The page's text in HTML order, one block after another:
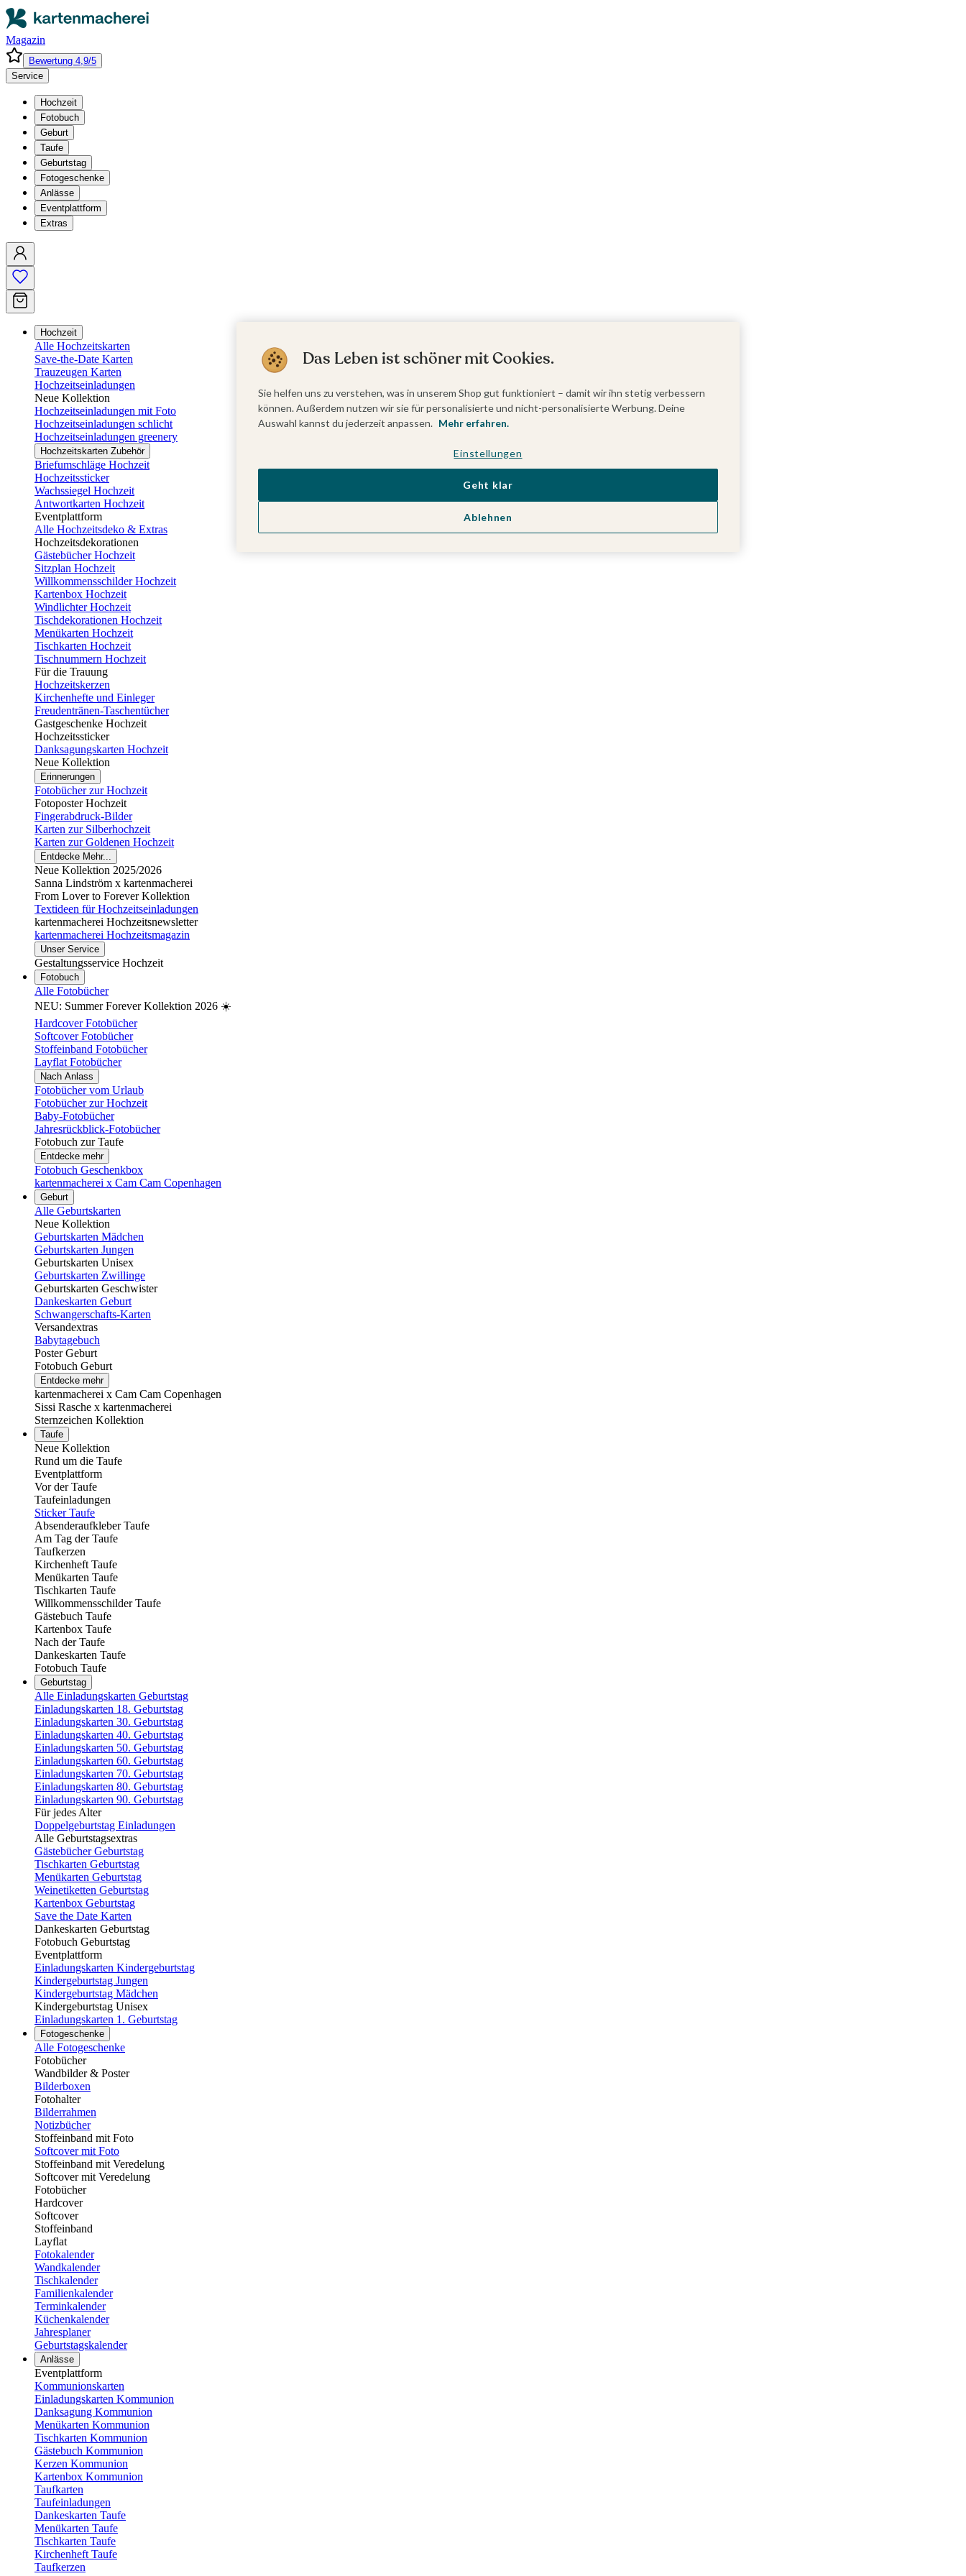
Magazin
Bewertung 4,9/5
Service
Hochzeit
Fotobuch
Geburt
Taufe
Geburtstag
Fotogeschenke
Anlässe
Eventplattform
Extras
Hochzeit
Alle Hochzeitskarten
Save-the-Date Karten
Trauzeugen Karten
Hochzeitseinladungen
Neue Kollektion
Hochzeitseinladungen mit Foto
Hochzeitseinladungen schlicht
Hochzeitseinladungen greenery
Hochzeitskarten Zubehör
Briefumschläge Hochzeit
Hochzeitssticker
Wachssiegel Hochzeit
Antwortkarten Hochzeit
Eventplattform
Alle Hochzeitsdeko & Extras
Hochzeitsdekorationen
Gästebücher Hochzeit
Sitzplan Hochzeit
Willkommensschilder Hochzeit
Kartenbox Hochzeit
Windlichter Hochzeit
Tischdekorationen Hochzeit
Menükarten Hochzeit
Tischkarten Hochzeit
Tischnummern Hochzeit
Für die Trauung
Hochzeitskerzen
Kirchenhefte und Einleger
Freudentränen-Taschentücher
Gastgeschenke Hochzeit
Hochzeitssticker
Danksagungskarten Hochzeit
Neue Kollektion
Erinnerungen
Fotobücher zur Hochzeit
Fotoposter Hochzeit
Fingerabdruck-Bilder
Karten zur Silberhochzeit
Karten zur Goldenen Hochzeit
Entdecke Mehr...
Neue Kollektion 2025/2026
Sanna Lindström x kartenmacherei
From Lover to Forever Kollektion
Textideen für Hochzeitseinladungen
kartenmacherei Hochzeitsnewsletter
kartenmacherei Hochzeitsmagazin
Unser Service
Gestaltungsservice Hochzeit
Fotobuch
Alle Fotobücher
NEU: Summer Forever Kollektion 2026 ☀️
Hardcover Fotobücher
Softcover Fotobücher
Stoffeinband Fotobücher
Layflat Fotobücher
Nach Anlass
Fotobücher vom Urlaub
Fotobücher zur Hochzeit
Baby-Fotobücher
Jahresrückblick-Fotobücher
Fotobuch zur Taufe
Entdecke mehr
Fotobuch Geschenkbox
kartenmacherei x Cam Cam Copenhagen
Geburt
Alle Geburtskarten
Neue Kollektion
Geburtskarten Mädchen
Geburtskarten Jungen
Geburtskarten Unisex
Geburtskarten Zwillinge
Geburtskarten Geschwister
Dankeskarten Geburt
Schwangerschafts-Karten
Versandextras
Babytagebuch
Poster Geburt
Fotobuch Geburt
Entdecke mehr
kartenmacherei x Cam Cam Copenhagen
Sissi Rasche x kartenmacherei
Sternzeichen Kollektion
Taufe
Neue Kollektion
Rund um die Taufe
Eventplattform
Vor der Taufe
Taufeinladungen
Sticker Taufe
Absenderaufkleber Taufe
Am Tag der Taufe
Taufkerzen
Kirchenheft Taufe
Menükarten Taufe
Tischkarten Taufe
Willkommensschilder Taufe
Gästebuch Taufe
Kartenbox Taufe
Nach der Taufe
Dankeskarten Taufe
Fotobuch Taufe
Geburtstag
Alle Einladungskarten Geburtstag
Einladungskarten 18. Geburtstag
Einladungskarten 30. Geburtstag
Einladungskarten 40. Geburtstag
Einladungskarten 50. Geburtstag
Einladungskarten 60. Geburtstag
Einladungskarten 70. Geburtstag
Einladungskarten 80. Geburtstag
Einladungskarten 90. Geburtstag
Für jedes Alter
Doppelgeburtstag Einladungen
Alle Geburtstagsextras
Gästebücher Geburtstag
Tischkarten Geburtstag
Menükarten Geburtstag
Weinetiketten Geburtstag
Kartenbox Geburtstag
Save the Date Karten
Dankeskarten Geburtstag
Fotobuch Geburtstag
Eventplattform
Einladungskarten Kindergeburtstag
Kindergeburtstag Jungen
Kindergeburtstag Mädchen
Kindergeburtstag Unisex
Einladungskarten 1. Geburtstag
Fotogeschenke
Alle Fotogeschenke
Fotobücher
Wandbilder & Poster
Bilderboxen
Fotohalter
Bilderrahmen
Notizbücher
Stoffeinband mit Foto
Softcover mit Foto
Stoffeinband mit Veredelung
Softcover mit Veredelung
Fotobücher
Hardcover
Softcover
Stoffeinband
Layflat
Fotokalender
Wandkalender
Tischkalender
Familienkalender
Terminkalender
Küchenkalender
Jahresplaner
Geburtstagskalender
Anlässe
Eventplattform
Kommunionskarten
Einladungskarten Kommunion
Danksagung Kommunion
Menükarten Kommunion
Tischkarten Kommunion
Gästebuch Kommunion
Kerzen Kommunion
Kartenbox Kommunion
Taufkarten
Taufeinladungen
Dankeskarten Taufe
Menükarten Taufe
Tischkarten Taufe
Kirchenheft Taufe
Taufkerzen
Das Leben ist schöner mit Cookies.
Sie helfen uns zu verstehen, was in unserem Shop gut funktioniert – damit wir ihn stetig verbessern
können. Außerdem nutzen wir sie für personalisierte und nicht-personalisierte Werbung. Deine
Auswahl kannst du jederzeit anpassen. Mehr erfahren.
Einstellungen
Ablehnen
Geht klar